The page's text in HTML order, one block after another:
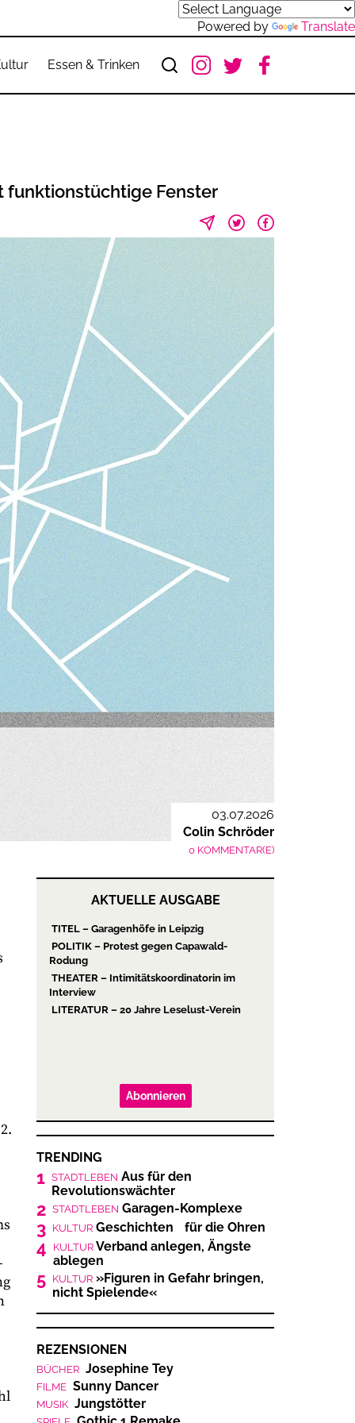
Powered by Translate
Essen & Trinken
funktionstüchtige Fenster
03.07.2026
Colin Schröder
0 KOMMENTAR(E)
AKTUELLE AUSGABE
TITEL – Garagenhöfe in Leipzig
POLITIK – Protest gegen Capawald-
Rodung
THEATER – Intimitätskoordinatorin im
Interview
LITERATUR – 20 Jahre Leselust-Verein
Abonnieren
TRENDING
1 STADTLEBEN Aus für den
Revolutionswächter
2 STADTLEBEN Garagen-Komplexe
3 KULTUR Geschichten für die Ohren
4 KULTUR Verband anlegen, Ängste
ablegen
5 KULTUR »Figuren in Gefahr bringen,
nicht Spielende«
REZENSIONEN
BÜCHER Josephine Tey
FILME Sunny Dancer
MUSIK Jungstötter